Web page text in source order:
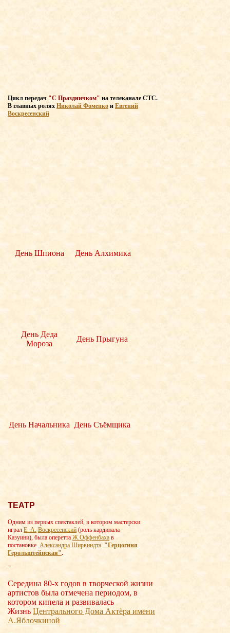
Цикл передач "С Праздничком" на телеканале СТС.
В главных ролях Николай Фоменко и Евгений
Воскресенский
День Шпиона День Алхимика
День Деда
Мороза
День Прыгуна
День Начальника День Съёмщика
ТЕАТР
Одним из первых спектаклей, в котором мастерски
играл Е. А. Воскресенский (роль кардинала
Казуини), была оперетта Ж.Оффенбаха в
постановке Александра Ширвиндта "Герцогиня
Герольштейнская".
=
Середина 80-х годов в творческой жизни
артистов была отмечена периодом, в
котором кипела и развивалась
Жизнь Центрального Дома Актёра имени
А.Яблочкиной